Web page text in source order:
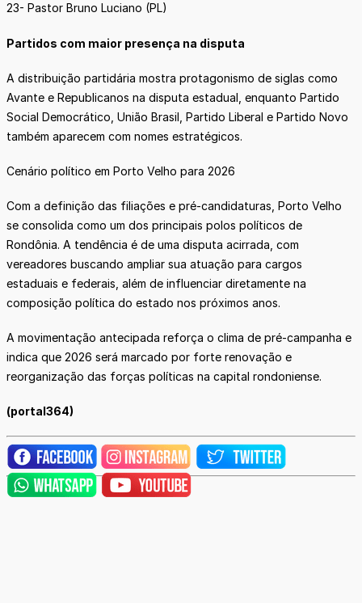
23- Pastor Bruno Luciano (PL)
Partidos com maior presença na disputa
A distribuição partidária mostra protagonismo de siglas como
Avante e Republicanos na disputa estadual, enquanto Partido
Social Democrático, União Brasil, Partido Liberal e Partido Novo
também aparecem com nomes estratégicos.
Cenário político em Porto Velho para 2026
Com a definição das filiações e pré-candidaturas, Porto Velho
se consolida como um dos principais polos políticos de
Rondônia. A tendência é de uma disputa acirrada, com
vereadores buscando ampliar sua atuação para cargos
estaduais e federais, além de influenciar diretamente na
composição política do estado nos próximos anos.
A movimentação antecipada reforça o clima de pré-campanha e
indica que 2026 será marcado por forte renovação e
reorganização das forças políticas na capital rondoniense.
(portal364)